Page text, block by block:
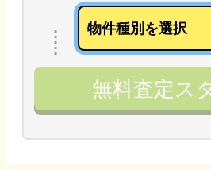
無料査定ス